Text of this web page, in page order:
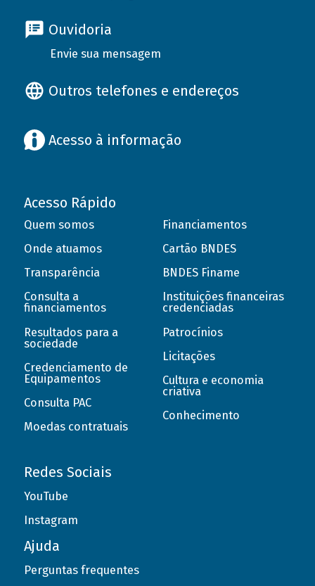
Ouvidoria
Envie sua mensagem
Outros telefones e endereços
Acesso à informação
Acesso Rápido
Quem somos
Onde atuamos
Transparência
Consulta a
financiamentos
Resultados para a
sociedade
Credenciamento de
Equipamentos
Consulta PAC
Moedas contratuais
Financiamentos
Cartão BNDES
BNDES Finame
Instituições financeiras
credenciadas
Patrocínios
Licitações
Cultura e economia
criativa
Conhecimento
Redes Sociais
YouTube
Instagram
Ajuda
Perguntas frequentes